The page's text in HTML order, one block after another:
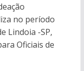
no período
Lindoia -SP,
Oficiais de